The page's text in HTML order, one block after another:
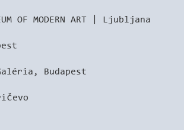
MODERN ART | Ljubljana
Budapest